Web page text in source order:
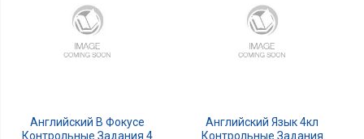
Английский В Фокусе
Контрольные Задания 4
Английский Язык 4кл
Контрольные Задания